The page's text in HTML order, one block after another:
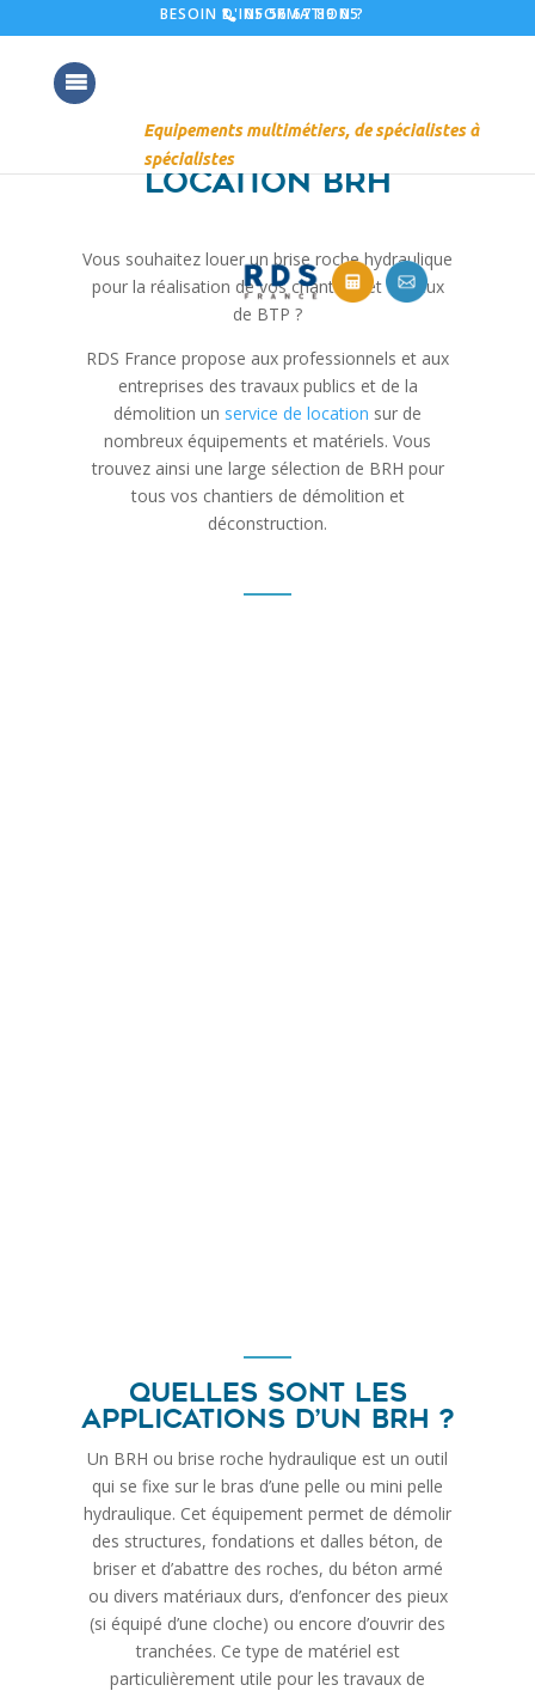
05 56 67 89 05
BESOIN D'INFORMATION ?
LOCATION BRH
Vous souhaitez louer un brise roche hydraulique
pour la réalisation de vos chantiers et travaux
de BTP ?
RDS France propose aux professionnels et aux
entreprises des travaux publics et de la
démolition un service de location sur de
nombreux équipements et matériels. Vous
trouvez ainsi une large sélection de BRH pour
tous vos chantiers de démolition et
déconstruction.
Quelles sont les
applications d’un BRH ?
Un BRH ou brise roche hydraulique est un outil
qui se fixe sur le bras d’une pelle ou mini pelle
hydraulique. Cet équipement permet de démolir
des structures, fondations et dalles béton, de
briser et d’abattre des roches, du béton armé
ou divers matériaux durs, d’enfoncer des pieux
(si équipé d’une cloche) ou encore d’ouvrir des
tranchées. Ce type de matériel est
particulièrement utile pour les travaux de